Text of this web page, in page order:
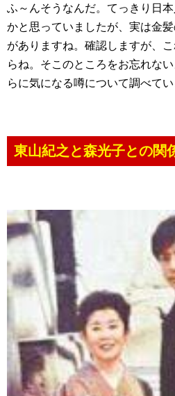
ふ～んそうなんだ。てっきり日
かと思っていましたが、実は金
がありますね。確認しますが、
らね。そこのところをお忘れな
らに気になる噂について調べてい
東山紀之と森光子との関